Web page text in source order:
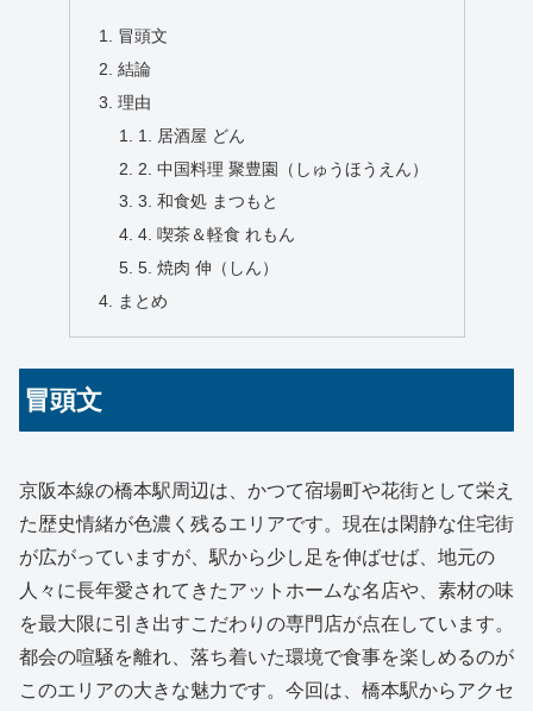
冒頭文
結論
理由
1. 居酒屋 どん
2. 中国料理 聚豊園（しゅうほうえん）
3. 和食処 まつもと
4. 喫茶＆軽食 れもん
5. 焼肉 伸（しん）
まとめ
冒頭文
京阪本線の橋本駅周辺は、かつて宿場町や花街として栄え
た歴史情緒が色濃く残るエリアです。現在は閑静な住宅街
が広がっていますが、駅から少し足を伸ばせば、地元の
人々に長年愛されてきたアットホームな名店や、素材の味
を最大限に引き出すこだわりの専門店が点在しています。
都会の喧騒を離れ、落ち着いた環境で食事を楽しめるのが
このエリアの大きな魅力です。今回は、橋本駅からアクセ